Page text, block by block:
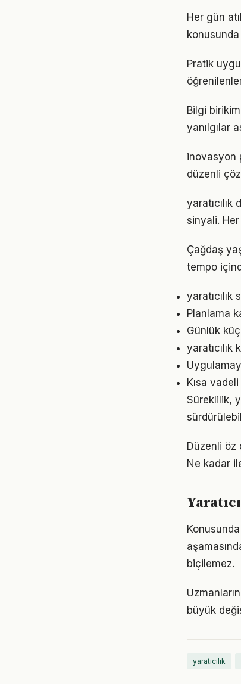
Her gün
konusunda
Pratik
Bilgi
yanılgılar
inovasyon
düzenli
sinyali. Her
Çağdaş
tempo
Planlama
Günlük
Kısa
Süreklilik,
Düzenli öz
Ne kadar
biçilemez.
büyük
yaratıcılık